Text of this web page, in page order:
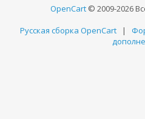
OpenCart © 2009-2026
Русская сборка OpenCart |